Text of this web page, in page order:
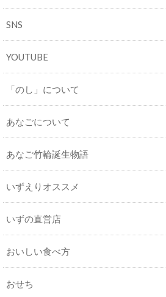
SNS
YOUTUBE
「のし」について
あなごについて
あなご竹輪誕生物語
いずえりオススメ
いずの直営店
おいしい食べ方
おせち